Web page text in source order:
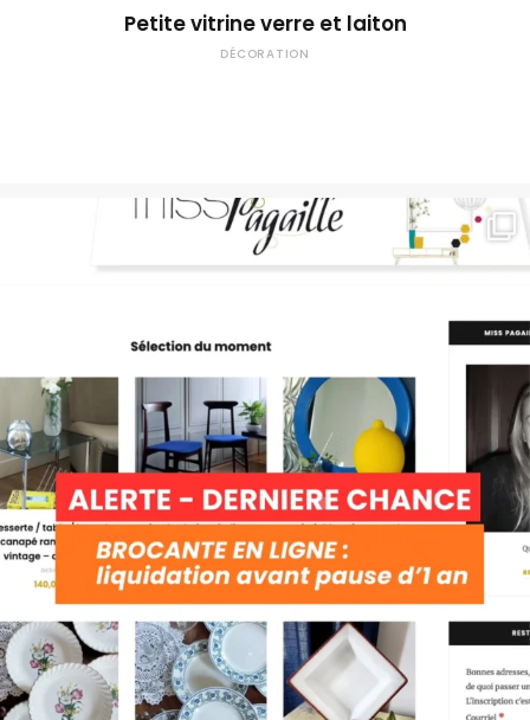
Petite vitrine verre et laiton
DÉCORATION